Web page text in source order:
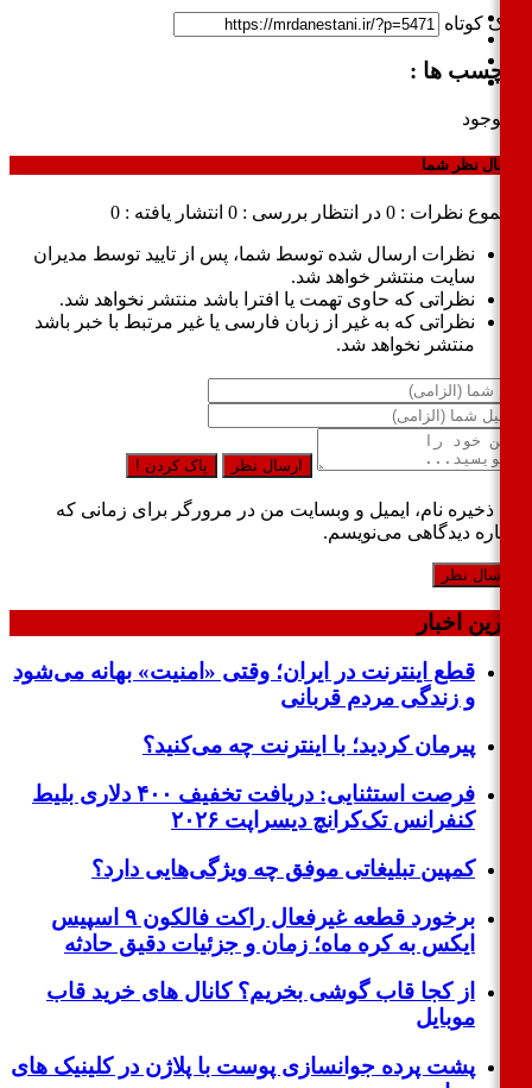
کوتاه
ها :
نظر شما
نظرات : 0 در انتظار بررسی : 0 انتشار یافته : 0
نظرات ارسال شده توسط شما، پس از تایید توسط مدیران
سایت منتشر خواهد شد.
نظراتی که حاوی تهمت یا افترا باشد منتشر نخواهد شد.
نظراتی که به غیر از زبان فارسی یا غیر مرتبط با خبر باشد
منتشر نخواهد شد.
ارسال نظر پاک کردن !
ذخیره نام، ایمیل و وبسایت من در مرورگر برای زمانی که
دیدگاهی می‌نویسم.
اخبار
قطع اینترنت در ایران؛ وقتی «امنیت» بهانه می‌شود
و زندگی مردم قربانی
پیرمان کردید؛ با اینترنت چه می‌کنید؟
فرصت استثنایی: دریافت تخفیف ۴۰۰ دلاری بلیط
کنفرانس تک‌کرانچ دیسراپت ۲۰۲۶
کمپین تبلیغاتی موفق چه ویژگی‌هایی دارد؟
برخورد قطعه غیرفعال راکت فالکون ۹ اسپیس
ایکس به کره ماه؛ زمان و جزئیات دقیق حادثه
از کجا قاب گوشی بخریم؟ کانال های خرید قاب
موبایل
پشت پرده جوانسازی پوست با پلاژن در کلینیک های